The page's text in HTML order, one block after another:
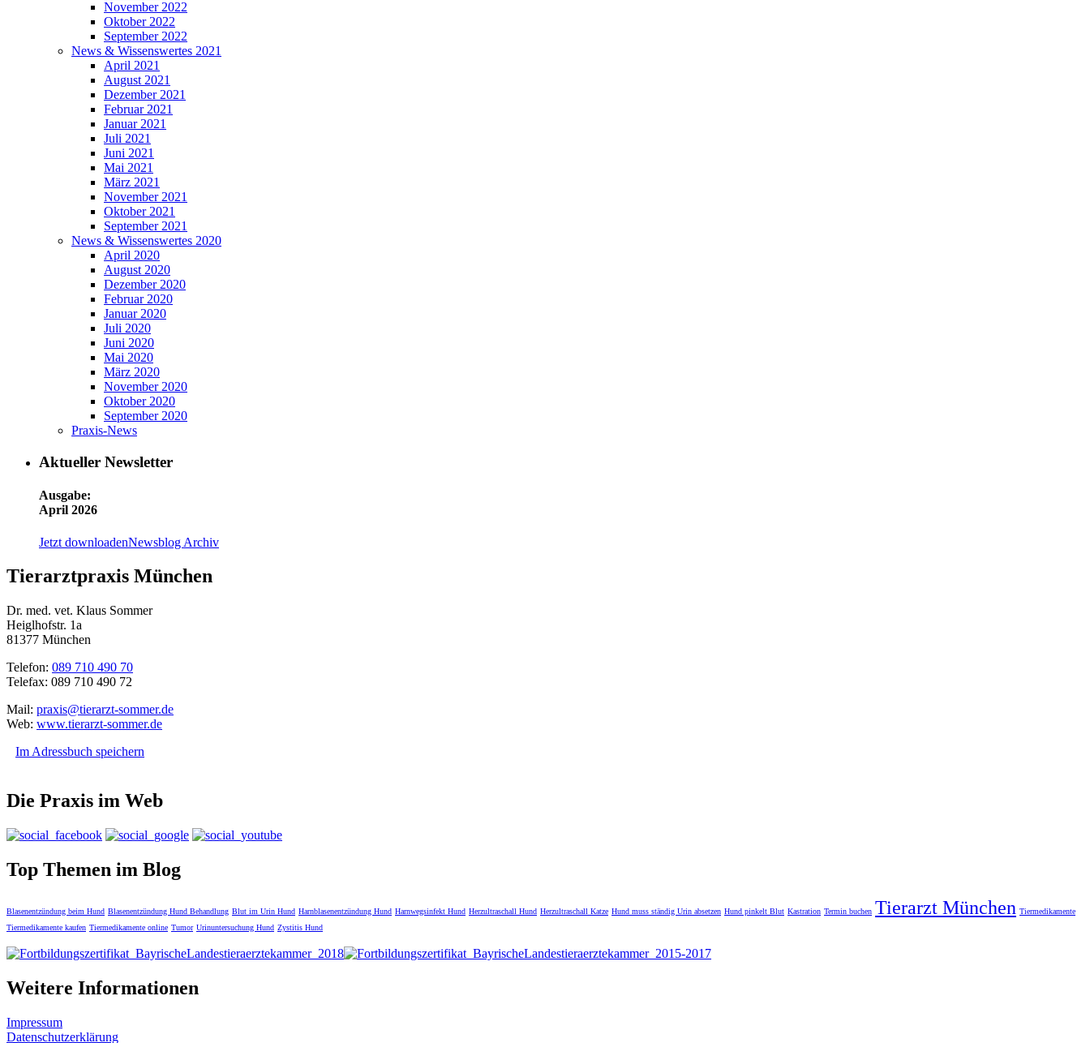
November 2022
Oktober 2022
September 2022
News & Wissenswertes 2021
April 2021
August 2021
Dezember 2021
Februar 2021
Januar 2021
Juli 2021
Juni 2021
Mai 2021
März 2021
November 2021
Oktober 2021
September 2021
News & Wissenswertes 2020
April 2020
August 2020
Dezember 2020
Februar 2020
Januar 2020
Juli 2020
Juni 2020
Mai 2020
März 2020
November 2020
Oktober 2020
September 2020
Praxis-News
Aktueller Newsletter
Ausgabe:
April 2026
Jetzt downloadenNewsblog Archiv
Tierarztpraxis München
Dr. med. vet. Klaus Sommer
Heiglhofstr. 1a
81377 München
Telefon: 089 710 490 70
Telefax: 089 710 490 72
Mail: praxis@tierarzt-sommer.de
Web: www.tierarzt-sommer.de
Im Adressbuch speichern
Die Praxis im Web
Top Themen im Blog
Blasenentzündung beim Hund Blasenentzündung Hund Behandlung Blut im Urin Hund Harnblasenentzündung Hund Harnwegsinfekt Hund Herzultraschall Hund Herzultraschall Katze Hund muss ständig Urin absetzen Hund pinkelt Blut Kastration Termin buchen Tierarzt München Tiermedikamente
Tiermedikamente kaufen Tiermedikamente online Tumor Urinuntersuchung Hund Zystitis Hund
Weitere Informationen
Impressum
Datenschutzerklärung